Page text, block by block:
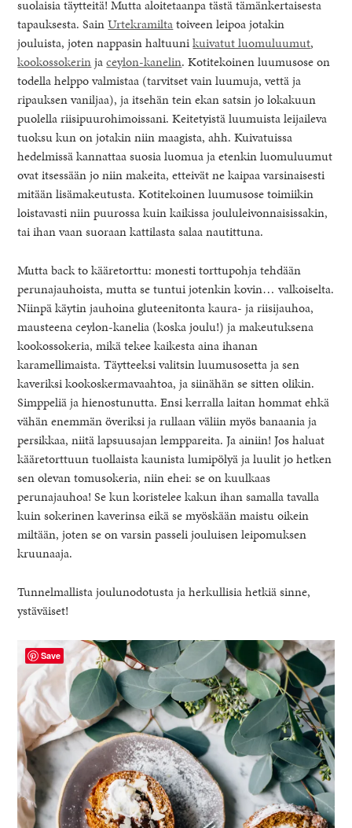
suolaisia täytteitä! Mutta aloitetaanpa tästä tämänkertaisesta
tapauksesta. SainUrtekramiltatoiveen leipoa jotakin
jouluista, joten nappasin haltuunikuivatut luomuluumut,
kookossokerinjaceylon-kanelin. Kotitekoinen luumusose on
todella helppo valmistaa (tarvitset vain luumuja, vettä ja
ripauksen vaniljaa), ja itsehän tein ekan satsin jo lokakuun
puolella riisipuurohimoissani. Keitetyistä luumuista leijaileva
tuoksu kun on jotakin niin maagista, ahh. Kuivatuissa
hedelmissä kannattaa suosia luomua ja etenkin luomuluumut
ovat itsessään jo niin makeita, etteivät ne kaipaa varsinaisesti
mitään lisämakeutusta. Kotitekoinen luumusose toimiikin
loistavasti niin puurossa kuin kaikissa joululeivonnaisissakin,
tai ihan vaan suoraan kattilasta salaa nautittuna.
Mutta back to kääretorttu: monesti torttupohja tehdään
perunajauhoista, mutta se tuntui jotenkin kovin… valkoiselta.
Niinpä käytin jauhoina gluteenitonta kaura- ja riisijauhoa,
mausteena ceylon-kanelia (koska joulu!) ja makeutuksena
kookossokeria, mikä tekee kaikesta aina ihanan
karamellimaista. Täytteeksi valitsin luumusosetta ja sen
kaveriksi kookoskermavaahtoa, ja siinähän se sitten olikin.
Simppeliä ja hienostunutta. Ensi kerralla laitan hommat ehkä
vähän enemmän överiksi ja rullaan väliin myös banaania ja
persikkaa, niitä lapsuusajan lemppareita. Ja ainiin! Jos haluat
kääretorttuun tuollaista kaunista lumipölyä ja luulit jo hetken
sen olevan tomusokeria, niin ehei: se on kuulkaas
perunajauhoa! Se kun koristelee kakun ihan samalla tavalla
kuin sokerinen kaverinsa eikä se myöskään maistu oikein
miltään, joten se on varsin passeli jouluisen leipomuksen
kruunaaja.
Tunnelmallista joulunodotusta ja herkullisia hetkiä sinne,
ystäväiset!
Save